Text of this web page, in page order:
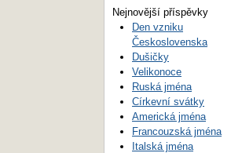
Nejnovější příspěvky
Den vzniku
Československa
Dušičky
Velikonoce
Ruská jména
Církevní svátky
Americká jména
Francouzská jména
Italská jména